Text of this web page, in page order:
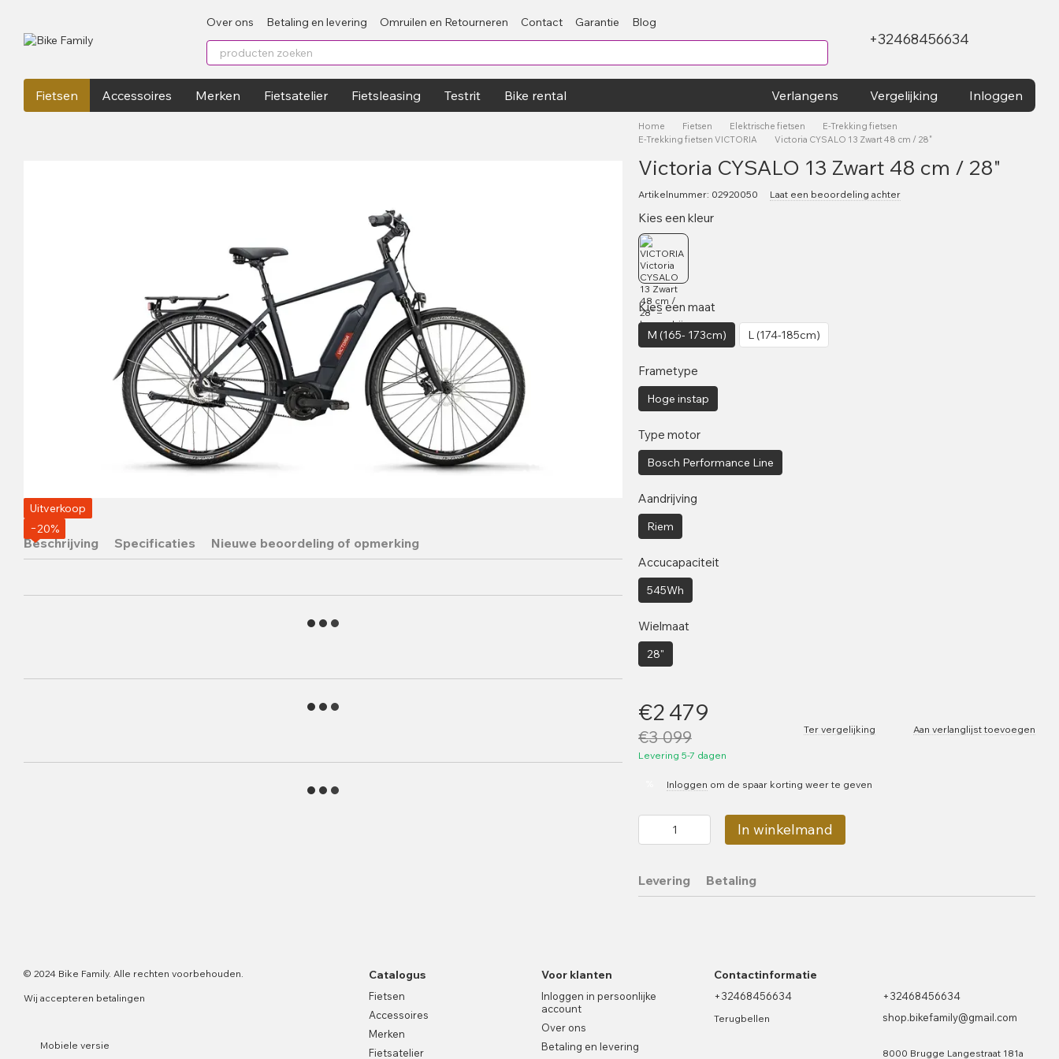
Over ons Betaling en levering Omruilen en Retourneren Contact Garantie Blog
+32468456634
Fietsen Accessoires Merken Fietsatelier Fietsleasing Testrit Bike rental Verlangens Vergelijking Inloggen
Uitverkoop
−20%
Beschrijving Specificaties Nieuwe beoordeling of opmerking
Home Fietsen Elektrische fietsen
E-Trekking fietsen
E-Trekking fietsen VICTORIA
Victoria CYSALO 13 Zwart 48 cm / 28"
Victoria CYSALO 13 Zwart 48 cm / 28"
Artikelnummer: 02920050 Laat een beoordeling achter
Kies een kleur
Kies een maat
M (165- 173cm) L (174-185cm)
Frametype
Hoge instap
Type motor
Bosch Performance Line
Aandrijving
Riem
Accucapaciteit
545Wh
Wielmaat
28"
€2 479
€3 099
Levering 5-7 dagen
Ter vergelijking Aan verlanglijst toevoegen
Inloggen om de spaar korting weer te geven
In winkelmand
Levering Betaling
© 2024 Bike Family. Alle rechten voorbehouden.
Wij accepteren betalingen
Mobiele versie
Catalogus
Fietsen
Accessoires
Merken
Fietsatelier
Voor klanten
Inloggen in persoonlijke
account
Over ons
Betaling en levering
Contactinformatie
+32468456634
Terugbellen
+32468456634
shop.bikefamily@gmail.com
8000 Brugge Langestraat 181a